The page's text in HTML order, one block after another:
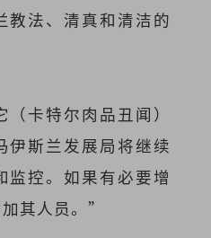
教法、清真和清洁的
卡特尔肉品丑闻）
伊斯兰发展局将继续
监控。如果有必要增
其人员。”